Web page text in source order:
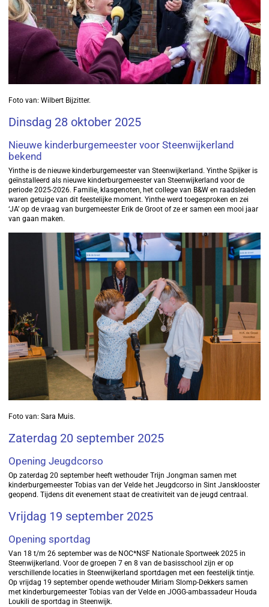
Foto van: Wilbert Bijzitter.
Dinsdag 28 oktober 2025
Nieuwe kinderburgemeester voor Steenwijkerland
bekend
Yinthe is de nieuwe kinderburgemeester van Steenwijkerland. Yinthe Spijker is
geïnstalleerd als nieuwe kinderburgemeester van Steenwijkerland voor de
periode 2025-2026. Familie, klasgenoten, het college van B&W en raadsleden
waren getuige van dit feestelijke moment. Yinthe werd toegesproken en zei
‘JA’ op de vraag van burgemeester Erik de Groot of ze er samen een mooi jaar
van gaan maken.
Foto van: Sara Muis.
Zaterdag 20 september 2025
Opening Jeugdcorso
Op zaterdag 20 september heeft wethouder Trijn Jongman samen met
kinderburgemeester Tobias van der Velde het Jeugdcorso in Sint Jansklooster
geopend. Tijdens dit evenement staat de creativiteit van de jeugd centraal.
Vrijdag 19 september 2025
Opening sportdag
Van 18 t/m 26 september was de NOC*NSF Nationale Sportweek 2025 in
Steenwijkerland. Voor de groepen 7 en 8 van de basisschool zijn er op
verschillende locaties in Steenwijkerland sportdagen met een feestelijk tintje.
Op vrijdag 19 september opende wethouder Miriam Slomp-Dekkers samen
met kinderburgemeester Tobias van der Velde en JOGG-ambassadeur Houda
Loukili de sportdag in Steenwijk.